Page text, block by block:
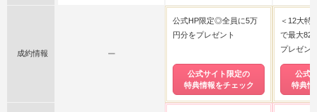
成約情報 ー
公式HP限定◎全員に5万
円分をプレゼント
公式サイト限定の
特典情報をチェック
＜12大特
で最大82
プレゼン
公式
特典情